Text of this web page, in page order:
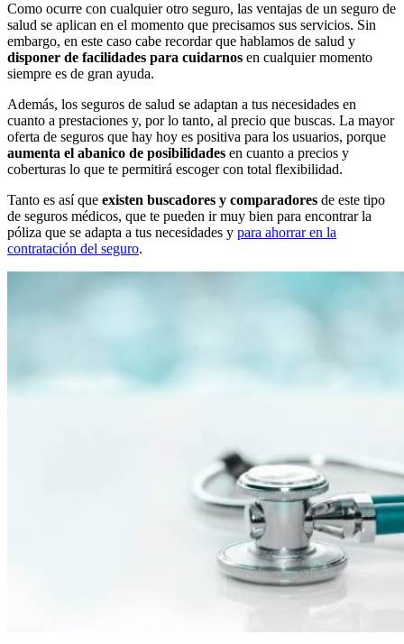
Como ocurre con cualquier otro seguro, las ventajas de un seguro de
salud se aplican en el momento que precisamos sus servicios. Sin
embargo, en este caso cabe recordar que hablamos de salud y
disponer de facilidades para cuidarnos en cualquier momento
siempre es de gran ayuda.
Además, los seguros de salud se adaptan a tus necesidades en
cuanto a prestaciones y, por lo tanto, al precio que buscas. La mayor
oferta de seguros que hay hoy es positiva para los usuarios, porque
aumenta el abanico de posibilidades en cuanto a precios y
coberturas lo que te permitirá escoger con total flexibilidad.
Tanto es así que existen buscadores y comparadores de este tipo
de seguros médicos, que te pueden ir muy bien para encontrar la
póliza que se adapta a tus necesidades y para ahorrar en la
contratación del seguro.